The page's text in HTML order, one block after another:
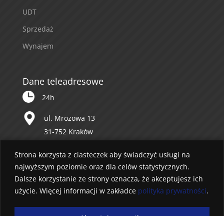
Strona korzysta z ciasteczek aby świadczyć usługi na
najwyższym poziomie oraz dla celów statystycznych.
Dalsze korzystanie ze strony oznacza, że akceptujesz ich
użycie. Więcej informacji w zakładce polityka prywatności.
UDT
Sprzedaż
Wynajem
Dane teleadresowe
24h
ul. Mrozowa 13
31-752 Kraków
12 643 53 57
biuro@mazur.krakow.pl